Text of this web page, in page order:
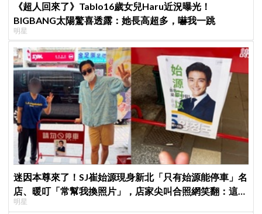
《超人回來了》Tablo16歲女兒Haru近況曝光！
BIGBANG太陽驚喜透露：她長高超多，嚇我一跳
明星
迷因本尊來了！SJ崔始源現身新北「只有始源能停車」名
店、暖叮「常幫我換照片」，店家尖叫合照網笑翻：這輩
子不能脫粉了
明星